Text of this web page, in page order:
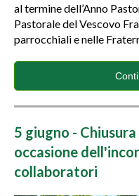
al termine dell’Anno
Pastorale del Vescovo
parrocchiali e nelle
5 giugno -
occasione
collaboratori